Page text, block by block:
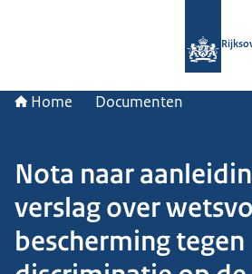
Home Documenten
Nota naar
verslag over
bescherming tegen